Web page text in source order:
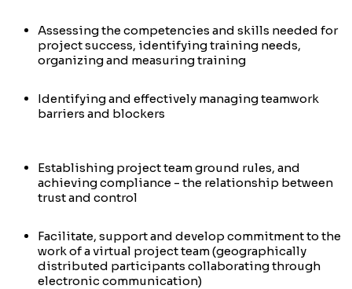
Assessing the competencies and skills needed for
project success, identifying training needs,
organizing and measuring training
Identifying and effectively managing teamwork
barriers and blockers
Establishing project team ground rules, and
achieving compliance - the relationship between
trust and control
Facilitate, support and develop commitment to the
work of a virtual project team (geographically
distributed participants collaborating through
electronic communication)